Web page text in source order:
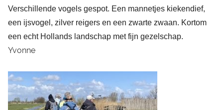
Verschillende vogels gespot. Een mannetjes kiekendief,
een ijsvogel, zilver reigers en een zwarte zwaan. Kortom
een echt Hollands landschap met fijn gezelschap.
Yvonne